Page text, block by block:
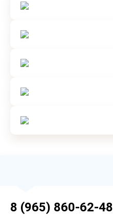
8 (965) 860-62-48